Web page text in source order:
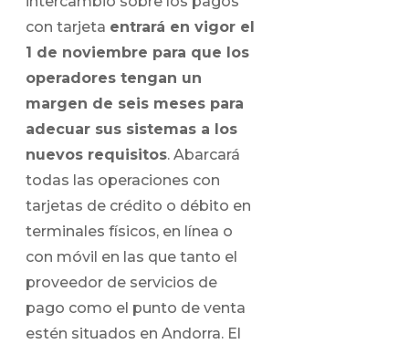
con tarjeta entrará en vigor el
1 de noviembre para que los
operadores tengan un
margen de seis meses para
adecuar sus sistemas a los
nuevos requisitos. Abarcará
todas las operaciones con
tarjetas de crédito o débito en
terminales físicos, en línea o
con móvil en las que tanto el
proveedor de servicios de
pago como el punto de venta
estén situados en Andorra. El